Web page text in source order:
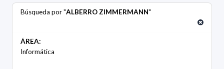
Búsqueda por "ALBERRO ZIMMERMANN"
ÁREA:
Informática